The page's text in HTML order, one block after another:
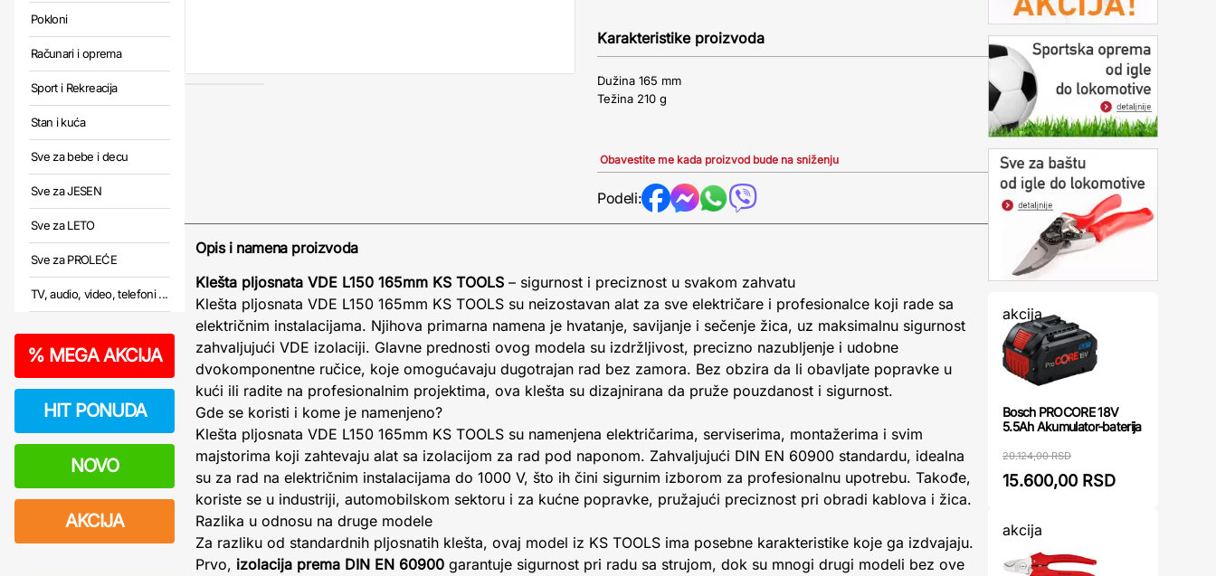
Pokloni
Računari i oprema
Sport i Rekreacija
Stan i kuća
Sve za bebe i decu
Sve za JESEN
Sve za LETO
Sve za PROLEĆE
TV, audio, video, telefoni ...
% MEGA AKCIJA
HIT PONUDA
NOVO
AKCIJA
Karakteristike proizvoda
Dužina 165 mm
Težina 210 g
Obavestite me kada proizvod bude na sniženju
Podeli:
Opis i namena proizvoda
Klešta pljosnata VDE L150 165mm KS TOOLS – sigurnost i preciznost u svakom zahvatu
Klešta pljosnata VDE L150 165mm KS TOOLS su neizostavan alat za sve električare i profesionalce koji rade sa
električnim instalacijama. Njihova primarna namena je hvatanje, savijanje i sečenje žica, uz maksimalnu sigurnost
zahvaljujući VDE izolaciji. Glavne prednosti ovog modela su izdržljivost, precizno nazubljenje i udobne
dvokomponentne ručice, koje omogućavaju dugotrajan rad bez zamora. Bez obzira da li obavljate popravke u
kući ili radite na profesionalnim projektima, ova klešta su dizajnirana da pruže pouzdanost i sigurnost.
Gde se koristi i kome je namenjeno?
Klešta pljosnata VDE L150 165mm KS TOOLS su namenjena električarima, serviserima, montažerima i svim
majstorima koji zahtevaju alat sa izolacijom za rad pod naponom. Zahvaljujući DIN EN 60900 standardu, idealna
su za rad na električnim instalacijama do 1000 V, što ih čini sigurnim izborom za profesionalnu upotrebu. Takođe,
koriste se u industriji, automobilskom sektoru i za kućne popravke, pružajući preciznost pri obradi kablova i žica.
Razlika u odnosu na druge modele
Za razliku od standardnih pljosnatih klešta, ovaj model iz KS TOOLS ima posebne karakteristike koje ga izdvajaju.
Prvo, izolacija prema DIN EN 60900 garantuje sigurnost pri radu sa strujom, dok su mnogi drugi modeli bez ove
akcija
Bosch PROCORE 18V
5.5Ah Akumulator-baterija
20.124,00 RSD
15.600,00 RSD
akcija